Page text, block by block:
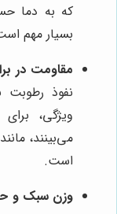
که به دما
بسیار مهم
مقاومت در
نفوذ رطوبت
ویژگی،
می‌بینند،
است.
وزن سبک و